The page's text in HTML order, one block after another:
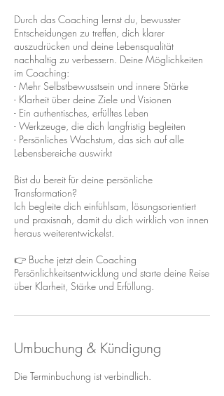
Durch das Coaching lernst du, bewusster
Entscheidungen zu treffen, dich klarer
auszudrücken und deine Lebensqualität
nachhaltig zu verbessern. Deine Möglichkeiten
im Coaching:
- Mehr Selbstbewusstsein und innere Stärke
- Klarheit über deine Ziele und Visionen
- Ein authentisches, erfülltes Leben
- Werkzeuge, die dich langfristig begleiten
- Persönliches Wachstum, das sich auf alle
Lebensbereiche auswirkt
Bist du bereit für deine persönliche
Transformation?
Ich begleite dich einfühlsam, lösungsorientiert
und praxisnah, damit du dich wirklich von innen
heraus weiterentwickelst.
👉 Buche jetzt dein Coaching
Persönlichkeitsentwicklung und starte deine Reise
über Klarheit, Stärke und Erfüllung.
Umbuchung & Kündigung
Die Terminbuchung ist verbindlich.